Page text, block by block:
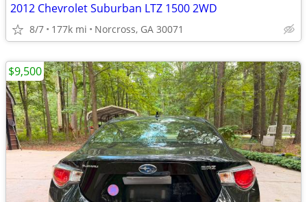
2012 Chevrolet Suburban LTZ 1500 2WD
8/7 177k mi Norcross, GA 30071
$9,500